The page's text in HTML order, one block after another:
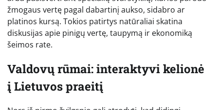
žmogaus vertę pagal dabartinį aukso, sidabro ar
platinos kursą. Tokios patirtys natūraliai skatina
diskusijas apie pinigų vertę, taupymą ir ekonomiką
šeimos rate.
Valdovų rūmai: interaktyvi kelionė
į Lietuvos praeitį